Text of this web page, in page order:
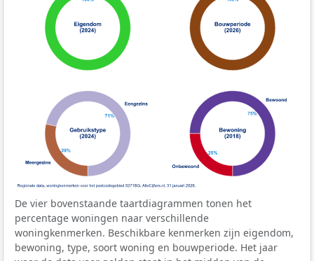
De vier bovenstaande taartdiagrammen tonen het
percentage woningen naar verschillende
woningkenmerken. Beschikbare kenmerken zijn eigendom,
bewoning, type, soort woning en bouwperiode. Het jaar